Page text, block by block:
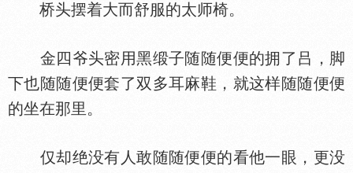
桥头摆着大而舒服的太师椅。
金四爷头密用黑缎子随随便便的拥了吕，脚
下也随随便便套了双多耳麻鞋，就这样随随便便
的坐在那里。
仅却绝没有人敢随随便便的看他一眼，更没